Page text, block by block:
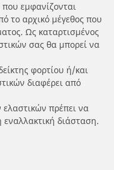
που εμφανίζονται
το αρχικό μέγεθος που
Ως καταρτισμένος
σας θα μπορεί να
φορτίου ή/και
διαφέρει από
πρέπει να
εναλλακτική διάσταση.